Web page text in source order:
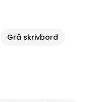
Grå skrivbord